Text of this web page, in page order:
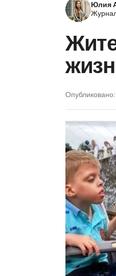
Юлия
Опубликовано: